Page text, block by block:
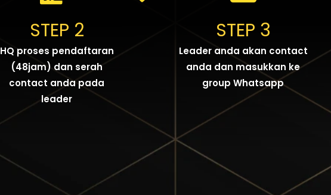
STEP 2
HQ proses pendaftaran
(48jam) dan serah
contact anda pada
leader
STEP 3
Leader anda akan contact
anda dan masukkan ke
group Whatsapp